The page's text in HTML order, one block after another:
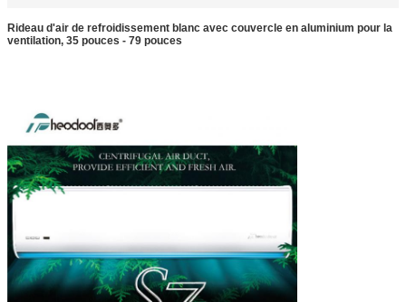
Rideau d'air de refroidissement blanc avec couvercle en aluminium pour la
ventilation, 35 pouces - 79 pouces